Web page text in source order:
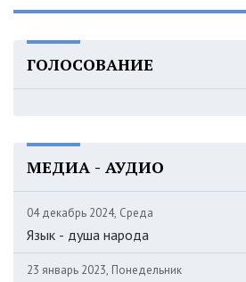
ГОЛОСОВАНИЕ
МЕДИА - АУДИО
04 декабрь 2024, Среда
Язык - душа народа
23 январь 2023, Понедельник